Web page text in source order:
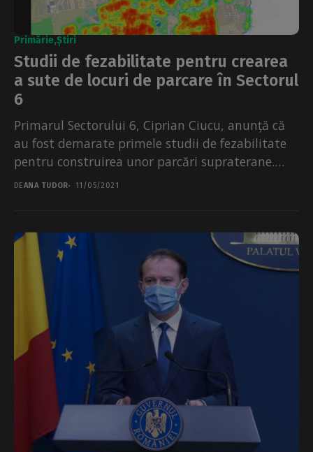
Primărie Știri
Studii de fezabilitate pentru crearea
a sute de locuri de parcare în Sectorul
6
Primarul Sectorului 6, Ciprian Ciucu, anunță că
au fost demarate primele studii de fezabilitate
pentru construirea unor parcări supraterane.
Cele câteva sute de...
DEANA TUDOR 11/05/2021